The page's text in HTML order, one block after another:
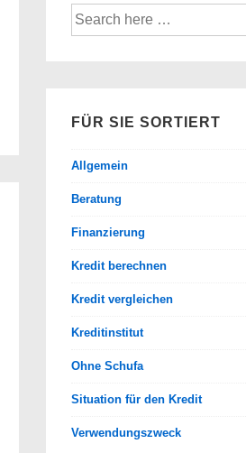
Suche
nach:
FÜR SIE SORTIERT
Allgemein
Beratung
Finanzierung
Kredit berechnen
Kredit vergleichen
Kreditinstitut
Ohne Schufa
Situation für den Kredit
Verwendungszweck